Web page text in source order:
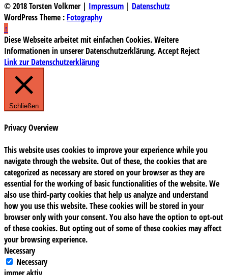
© 2018 Torsten Volkmer | Impressum | Datenschutz
WordPress Theme : Fotography
↑
Diese Webseite arbeitet mit einfachen Cookies. Weitere
Informationen in unserer Datenschutzerklärung.Accept Reject
Link zur Datenschutzerklärung
Schließen
Privacy Overview
This website uses cookies to improve your experience while you
navigate through the website. Out of these, the cookies that are
categorized as necessary are stored on your browser as they are
essential for the working of basic functionalities of the website. We
also use third-party cookies that help us analyze and understand
how you use this website. These cookies will be stored in your
browser only with your consent. You also have the option to opt-out
of these cookies. But opting out of some of these cookies may affect
your browsing experience.
Necessary
Necessary
immer aktiv